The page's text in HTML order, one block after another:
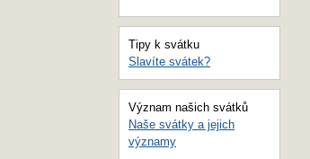
Tipy k svátku
Slavíte svátek?
Význam našich svátků
Naše svátky a jejich
významy